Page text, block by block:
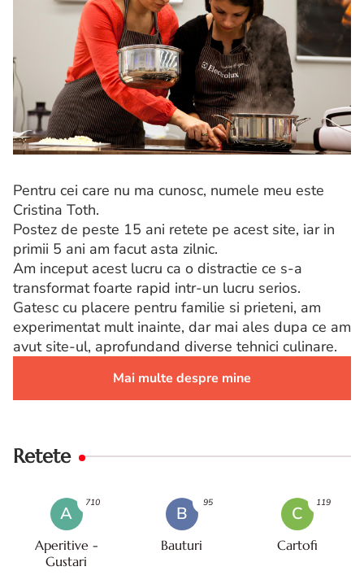
Pentru cei care nu ma cunosc, numele meu este
Cristina Toth.
Postez de peste 15 ani retete pe acest site, iar in
primii 5 ani am facut asta zilnic.
Am inceput acest lucru ca o distractie ce s-a
transformat foarte rapid intr-un lucru serios.
Gatesc cu placere pentru familie si prieteni, am
experimentat mult inainte, dar mai ales dupa ce am
avut site-ul, aprofundand diverse tehnici culinare.
Mai multe despre mine
Retete
A
Aperitive -
Gustari
710
B
Bauturi
95
C
Cartofi
119